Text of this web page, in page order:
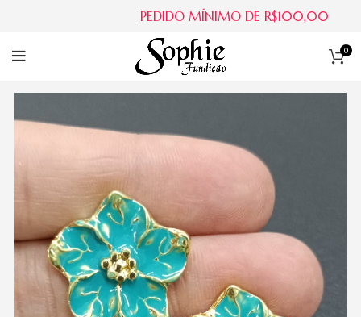
0
PEDIDO MÍNIMO DE R$100,00